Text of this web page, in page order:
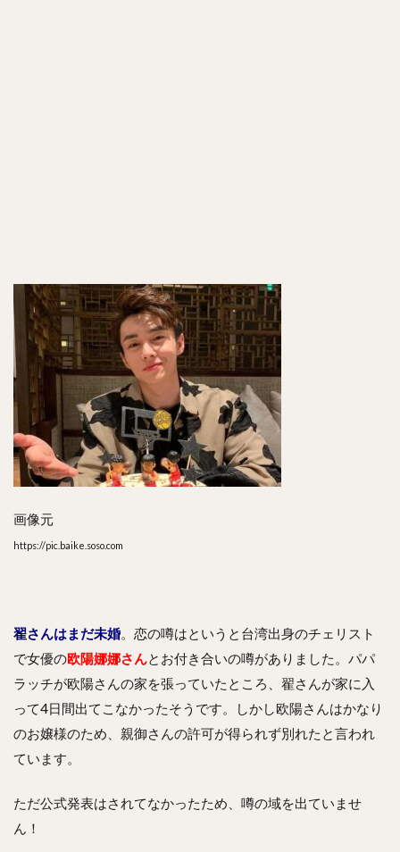
画像元
https://pic.baike.soso.com
翟さんはまだ未婚。恋の噂はというと台湾出身のチェリスト
で女優の欧陽娜娜さんとお付き合いの噂がありました。パパ
ラッチが欧陽さんの家を張っていたところ、翟さんが家に入
って4日間出てこなかったそうです。しかし欧陽さんはかなり
のお嬢様のため、親御さんの許可が得られず別れたと言われ
ています。
ただ公式発表はされてなかったため、噂の域を出ていませ
ん！